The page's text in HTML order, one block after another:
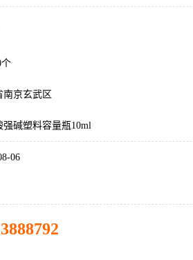
个
南京玄武区
强碱塑料容量瓶10ml
06